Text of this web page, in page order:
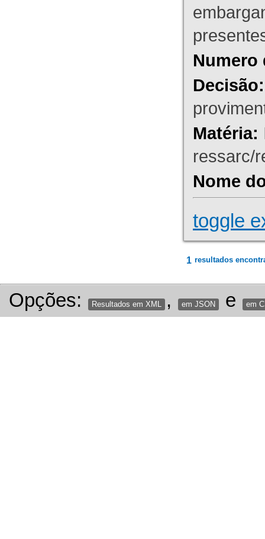
Numero
Decisão:
Matéria:
ressarc/
Nome
toggle
1 resultados
Opções: Resultados em XML , em JSON e em